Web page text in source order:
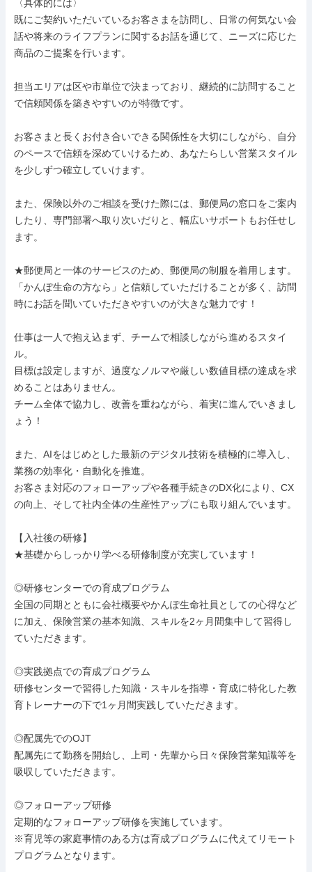
〈具体的には〉
既にご契約いただいているお客さまを訪問し、日常の何気ない会
話や将来のライフプランに関するお話を通じて、ニーズに応じた
商品のご提案を行います。
担当エリアは区や市単位で決まっており、継続的に訪問すること
で信頼関係を築きやすいのが特徴です。
お客さまと長くお付き合いできる関係性を大切にしながら、自分
のペースで信頼を深めていけるため、あなたらしい営業スタイル
を少しずつ確立していけます。
また、保険以外のご相談を受けた際には、郵便局の窓口をご案内
したり、専門部署へ取り次いだりと、幅広いサポートもお任せし
ます。
★郵便局と一体のサービスのため、郵便局の制服を着用します。
「かんぽ生命の方なら」と信頼していただけることが多く、訪問
時にお話を聞いていただきやすいのが大きな魅力です！
仕事は一人で抱え込まず、チームで相談しながら進めるスタイ
ル。
目標は設定しますが、過度なノルマや厳しい数値目標の達成を求
めることはありません。
チーム全体で協力し、改善を重ねながら、着実に進んでいきまし
ょう！
また、AIをはじめとした最新のデジタル技術を積極的に導入し、
業務の効率化・自動化を推進。
お客さま対応のフォローアップや各種手続きのDX化により、CX
の向上、そして社内全体の生産性アップにも取り組んでいます。
【入社後の研修】
★基礎からしっかり学べる研修制度が充実しています！
◎研修センターでの育成プログラム
全国の同期とともに会社概要やかんぽ生命社員としての心得など
に加え、保険営業の基本知識、スキルを2ヶ月間集中して習得し
ていただきます。
◎実践拠点での育成プログラム
研修センターで習得した知識・スキルを指導・育成に特化した教
育トレーナーの下で1ヶ月間実践していただきます。
◎配属先でのOJT
配属先にて勤務を開始し、上司・先輩から日々保険営業知識等を
吸収していただきます。
◎フォローアップ研修
定期的なフォローアップ研修を実施しています。
※育児等の家庭事情のある方は育成プログラムに代えてリモート
プログラムとなります。